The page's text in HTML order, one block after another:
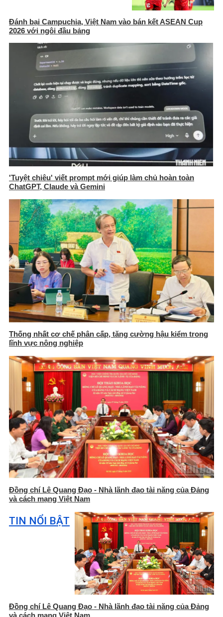
Đánh bại Campuchia, Việt Nam vào bán kết ASEAN Cup
2026 với ngôi đầu bảng
'Tuyệt chiêu' viết prompt mới giúp làm chủ hoàn toàn
ChatGPT, Claude và Gemini
Thống nhất cơ chế phân cấp, tăng cường hậu kiểm trong
lĩnh vực nông nghiệp
Đồng chí Lê Quang Đạo - Nhà lãnh đạo tài năng của Đảng
và cách mạng Việt Nam
TIN NỔI BẬT
Đồng chí Lê Quang Đạo - Nhà lãnh đạo tài năng của Đảng